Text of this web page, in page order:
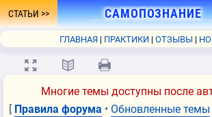
СТАТЬИ
САМОПОЗНАНИЕ
- ПУТЬ К
ГЛАВНАЯ ПРАКТИКИ ОТЗЫВЫ
💻 📖
🖨
Многие темы доступны после
[ Правила форума • Обновленные темы